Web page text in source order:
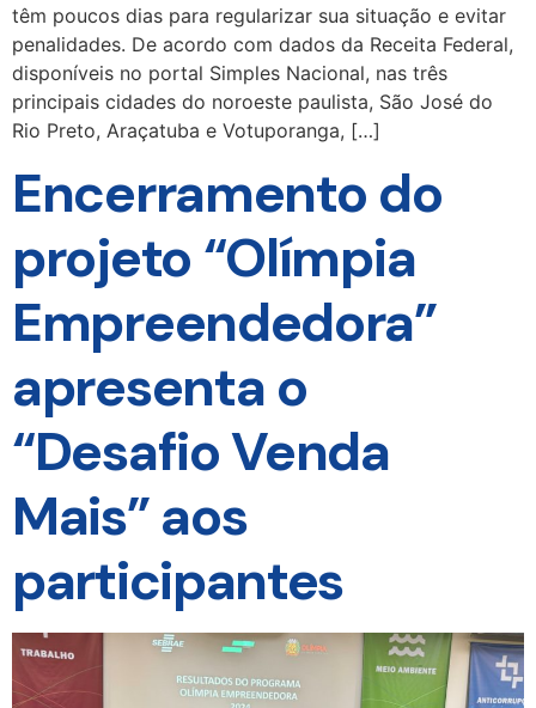
têm poucos dias para regularizar sua situação e evitar
penalidades. De acordo com dados da Receita Federal,
disponíveis no portal Simples Nacional, nas três
principais cidades do noroeste paulista, São José do
Rio Preto, Araçatuba e Votuporanga, […]
Encerramento do
projeto “Olímpia
Empreendedora”
apresenta o
“Desafio Venda
Mais” aos
participantes